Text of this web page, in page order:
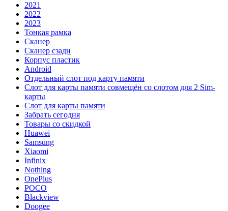
2021
2022
2023
Тонкая рамка
Сканер
Сканер сзади
Корпус пластик
Android
Отдельный слот под карту памяти
Слот для карты памяти совмещён со слотом для 2 Sim-
карты
Слот для карты памяти
Забрать сегодня
Товары со скидкой
Huawei
Samsung
Xiaomi
Infinix
Nothing
OnePlus
POCO
Blackview
Doogee